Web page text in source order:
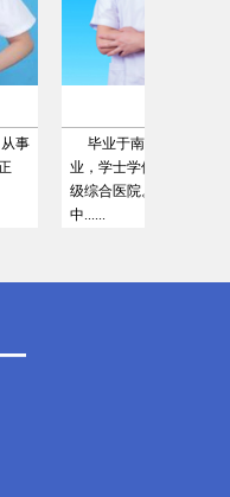
毕业于南华大学口腔医学专
业，学士学位，曾就职于某三
级综合医院。多次参加华
中......